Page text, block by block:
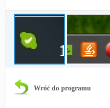
Wróć do programu